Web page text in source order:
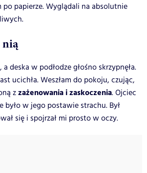
po papierze. Wyglądali na absolutnie
nią
deska w podłodze głośno skrzypnęła.
ucichła. Weszłam do pokoju, czując,
zzażenowania i zaskoczenia. Ojciec
było w jego postawie strachu. Był
się i spojrzał mi prosto w oczy.